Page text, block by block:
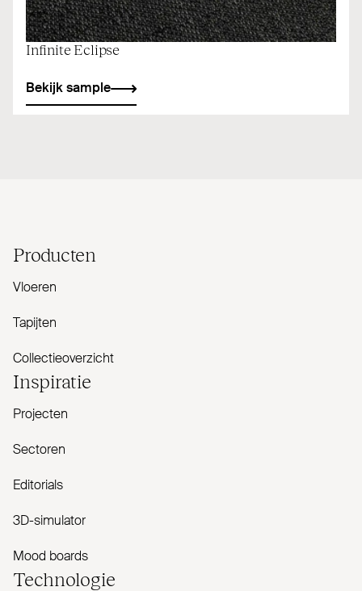
Infinite Eclipse
Bekijk sample
Producten
Vloeren
Tapijten
Collectieoverzicht
Inspiratie
Projecten
Sectoren
Editorials
3D-simulator
Mood boards
Tech­nologie